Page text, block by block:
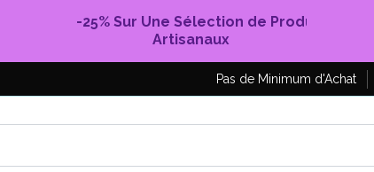
-25% Sur Une Sélection de Produits
Artisanaux
Pas de Minimum d'Achat